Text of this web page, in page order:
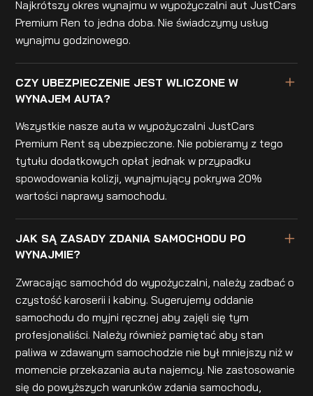
Najkrótszy okres wynajmu w wypożyczalni aut JustCars
Premium Ren to jedna doba. Nie świadczymy usług
wynajmu godzinowego.
CZY UBEZPIECZENIE JEST WLICZONE W
WYNAJEM AUTA?
Wszystkie nasze auta w wypożyczalni JustCars
Premium Rent są ubezpieczone. Nie pobieramy z tego
tytułu dodatkowych opłat jednak w przypadku
spowodowania kolizji, wynajmujący pokrywa 20%
wartości naprawy samochodu.
JAK SĄ ZASADY ZDANIA SAMOCHODU PO
WYNAJMIE?
Zwracając samochód do wypożyczalni, należy zadbać o
czystość karoserii i kabiny. Sugerujemy oddanie
samochodu do myjni ręcznej aby zajęli się tym
profesjonaliści. Należy również pamiętać aby stan
paliwa w zdawanym samochodzie nie był mniejszy niż w
momencie przekazania auta najemcy. Nie zastosowanie
się do powyższych warunków zdania samochodu,